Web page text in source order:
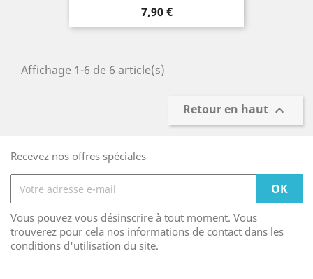
Prix
7,90 €
Affichage 1-6 de 6 article(s)
Retour en haut 
Recevez nos offres spéciales
Vous pouvez vous désinscrire à tout moment. Vous
trouverez pour cela nos informations de contact dans les
conditions d'utilisation du site.